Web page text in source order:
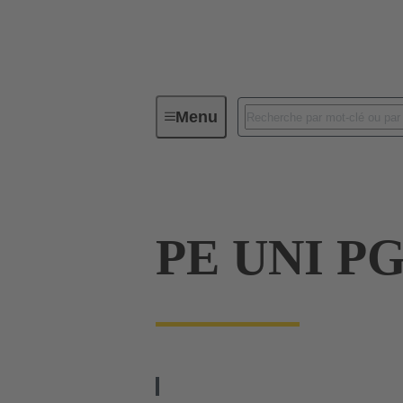
MenuConnecteurs industriels / Han®
PE UNI